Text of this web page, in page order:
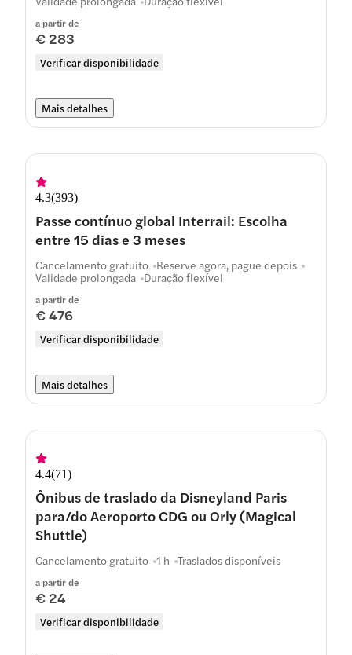
a partir de
€ 283
Verificar disponibilidade
Mais detalhes
4.3(393)
Passe contínuo global Interrail: Escolha
entre 15 dias e 3 meses
a partir de
€ 476
Verificar disponibilidade
Cancelamento gratuito Reserve agora, pague depois
Validade prolongada Duração flexível
Mais detalhes
4.4(71)
Ônibus de traslado da Disneyland Paris
para/do Aeroporto CDG ou Orly (Magical
Shuttle)
a partir de
€ 24
Verificar disponibilidade
Cancelamento gratuito 1 h Traslados disponíveis